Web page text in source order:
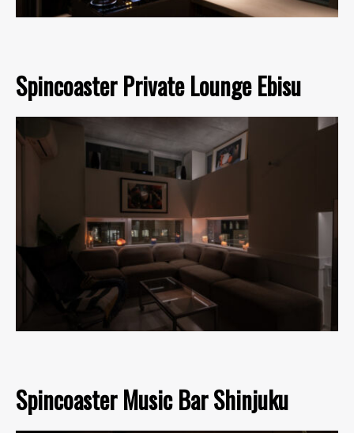
Spincoaster Private Lounge Ebisu
Spincoaster Music Bar Shinjuku